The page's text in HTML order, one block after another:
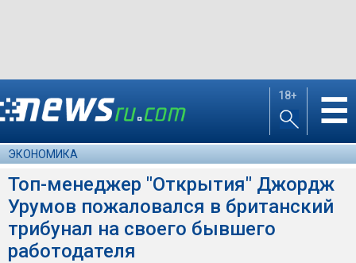
18+ ☰
ЭКОНОМИКА
Топ-менеджер "Открытия" Джордж
Урумов пожаловался в британский
трибунал на своего бывшего
работодателя